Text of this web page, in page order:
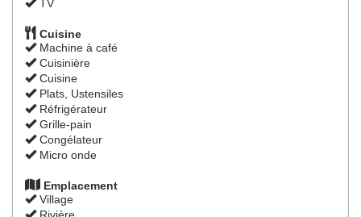
TV
Cuisine
Machine à café
Cuisinière
Cuisine
Plats, Ustensiles
Réfrigérateur
Grille-pain
Congélateur
Micro onde
Emplacement
Village